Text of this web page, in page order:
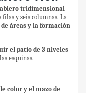
tridimensional
filas y seis columnas. La
áreas y la formación
el patio de 3 niveles
esquinas.
color y el mazo de